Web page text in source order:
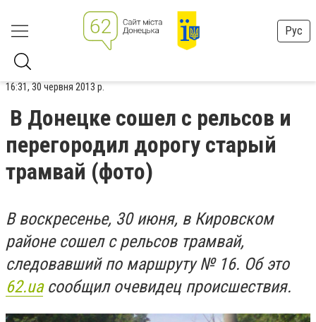
Рус
16:31, 30 червня 2013 р.
В Донецке сошел с рельсов и
перегородил дорогу старый
трамвай (фото)
В воскресенье, 30 июня, в Кировском
районе сошел с рельсов трамвай,
следовавший по маршруту № 16. Об это
62.uaсообщил очевидец происшествия.